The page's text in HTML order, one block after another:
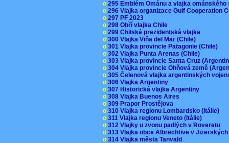
o 295 Emblém Ománu a vlajka
o 296 Vlajka organizace Gulf Cooperation
o 297 PF 2023
o 298 Obří vlajka Chile
o 299 Chilská prezidentská vlajka
o 300 Vlajka Viňa del Mar (Chile)
o 301 Vlajka provincie Patagonie (Chile)
o 302 Vlajka Punta Arenas (Chile)
o 303 Vlajka provincie Santa Cruz
o 304 Vlajka provincie Ohňová země
o 305 Čelenová vlajka argentinských
o 306 Vlajka Argentiny
o 307 Historická vlajka Argentiny
o 308 Vlajka Buenos Aires
o 309 Prapor Prostějova
o 310 Vlajka regionu Lombardsko (Itálie)
o 311 Vlajka regionu Veneto (Itálie)
o 312 Vlajky u zvonu padlých v Roveretu
o 313 Vlajka obce Albrechtive v
o 314 Vlajka města Tanvald